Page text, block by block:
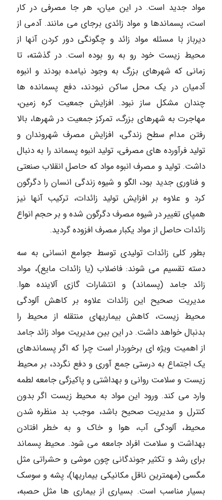
مواد جدید است. در این میان، هر جا مصرفی در کار
است، پسماندها و مواد زائدی برجای می مانند. آدمی از
دیرباز با مسئله مواد زائد و چگونگی دور کردن آنها از
محیط زیست خود رو به رو بوده است. در گذشته، تا
زمانی که شهرهای بزرگ به وجود نیامده بودند و انبوه
آدمیان در یک محل ساکن نبودند، دفع پسمانده ها
چندان مشکل ساز نبود. افزایش جمعیت کره زمین،
مهاجرت به شهرهای بزرگ، تمرکز جمعیت در شهرها، بالا
رفتن مدام سطح زندگی، افزایش مصرف شهروندان و
تولید فرآورده های مصرفی، تولید انبوه پسماند را به دنبال
داشت. تولید و مصرف انبوه مواد که حاصل انقلاب صنعتی
و فناوری جدید بود، الگو و شیوه زندگی انسان را دگرگون
کرد و علاوه بر افزایش تولید زائدات، ترکیب آنها نیز
همپای تغییر در شیوه مصرف دگرگون شده و بر حجم انواع
زائدات حاصل از مواد یکبار مصرف افزوده گردید.
بطور کلی زائدات تولیدی توسط جوامع انسانی به سه
دسته تقسیم می شوند: فاضلاب (یا زائدات مایع)، مواد
زائد جامد (پسماند) و انتشارات گازی آلاینده هوا.
مدیریت صحیح این زائدات علاوه بر کاهش آلودگی
محیط زیست، کاهش بیماریهای منتقله از محیط را
بدنبال خواهد داشت. در این بین مدیریت مواد زائد جامد
از اهمیت ویژه ای برخوردار است چرا که اگر پسماندهای
یک اجتماع به درستی جمع آوری و دفع نگردد، بر محیط
زیست و سلامت روانی و بهداشتی و پاکیزگی جامعه لطمه
وارد می کند. ورود این مواد به محیط زیست اگر بدون
کنترل و مدیریت صحیح باشد، موجب بد منظره شدن
محیط، آلودگی آب، هوا و خاک و به خطر افتادن
بهداشت و سلامت افراد جامعه می شود. محیط پسماند
برای رشد و تکثیر جوندگانی چون موشی و حشراتی مثل
مگسی (مهمترین ناقل مکانیکی بیماریها)، پشه و سوسک
بسیار مناسب است. بسیاری از بیماری ها مثل حصبه،